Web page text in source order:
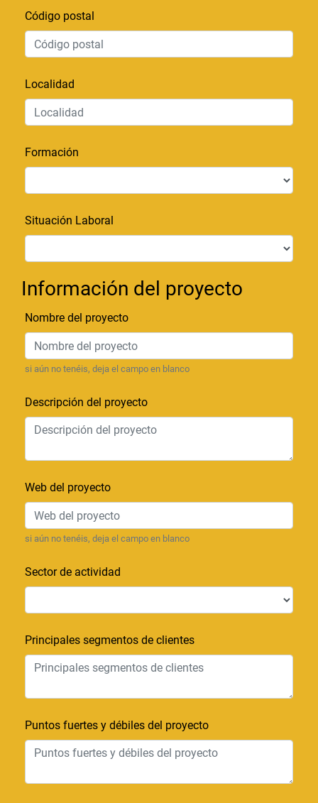
Código postal
Localidad
Formación
Situación Laboral
Información del proyecto
Nombre del proyecto
si aún no tenéis, deja el campo en blanco
Descripción del proyecto
Web del proyecto
si aún no tenéis, deja el campo en blanco
Sector de actividad
Principales segmentos de clientes
Puntos fuertes y débiles del proyecto